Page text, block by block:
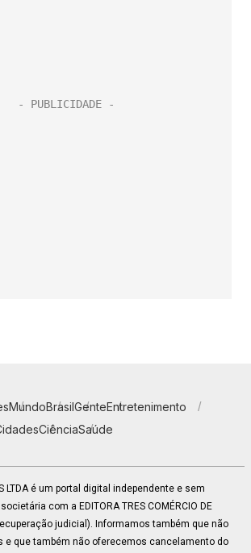
MundoBrasilGenteEntretenimento
CiênciaSaúde
LTDA é um portal digital independente e sem
com a EDITORA TRES COMÉRCIO DE
judicial). Informamos também que não
e que também não oferecemos cancelamento do